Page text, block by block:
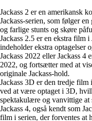
Jackass 2 er en amerikansk
Jackass-serien, som følger
og farlige stunts og skøre
Jackass 2.5 er en ekstra film
indeholder ekstra optagelser
Jackass 2022 eller Jackass 4
2022, og fortsætter med at
originale Jackass-hold.
Jackass 3D er den tredje
ved at være optaget i 3D,
spektakulære og vanvittige at
Jackass 4, også kendt som
film i serien, der forventes at